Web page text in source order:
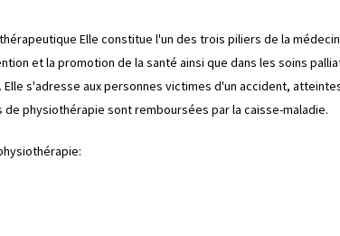
Elle constitue l'un des trois piliers de la
et la promotion de la santé ainsi que dans les soins
s'adresse aux personnes victimes d'un accident,
physiothérapie sont remboursées par la caisse-maladie.